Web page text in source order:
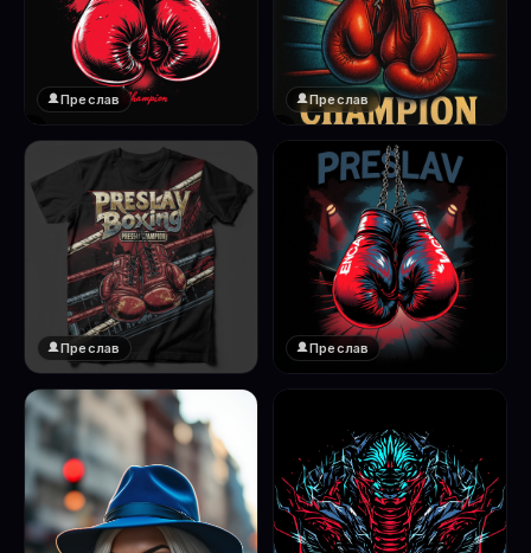
❤️
1
Преслав
❤️
Преслав
Преслав Преслав